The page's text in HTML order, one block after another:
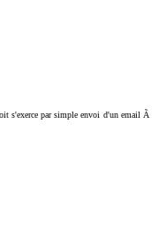
s'exerce par simple envoi d'un email Ã